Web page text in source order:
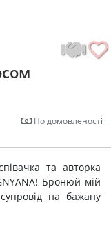
По домовленості
та авторка
Бронюй мій
на бажану